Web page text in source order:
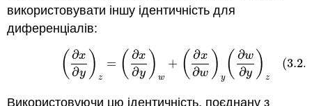
використовувати іншу ідентичність для
диференціалів:
( ∂x
∂y ) z
= ( ∂x
∂y ) w
+ ( ∂x
∂w ) y ( ∂w
∂y ) z
(3.2.48) y) z=( ∂x w+(∂x ∂w )y (∂w ∂y
Використовуючи цю ідентичність, поєднану з